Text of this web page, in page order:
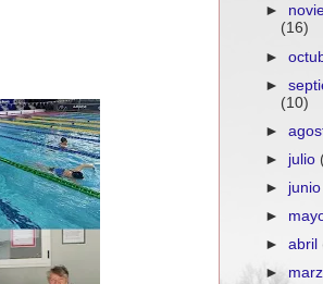
►
(16)
►
►
(10)
►
► julio
► junio
►
►abril
►